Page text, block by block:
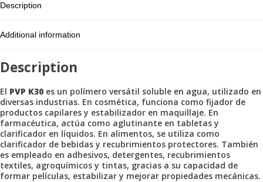
Description
Additional information
Description
El PVP K30 es un polímero versátil soluble en agua, utilizado en
diversas industrias. En cosmética, funciona como fijador de
productos capilares y estabilizador en maquillaje. En
farmacéutica, actúa como aglutinante en tabletas y
clarificador en líquidos. En alimentos, se utiliza como
clarificador de bebidas y recubrimientos protectores. También
es empleado en adhesivos, detergentes, recubrimientos
textiles, agroquímicos y tintas, gracias a su capacidad de
formar películas, estabilizar y mejorar propiedades mecánicas.